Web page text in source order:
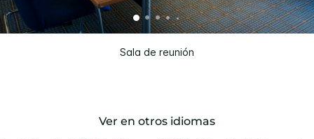
Sala de reunión
Ver en otros idiomas